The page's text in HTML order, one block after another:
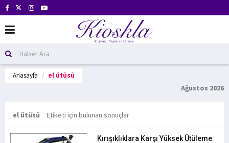
Anasayfa el ütüsü
Ağustos 2026
el ütüsü Etiketi için bulunan sonuçlar
Kırışıklıklara Karşı Yüksek Ütüleme